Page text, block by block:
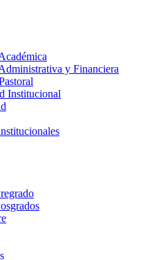
y Financiera
Institucional